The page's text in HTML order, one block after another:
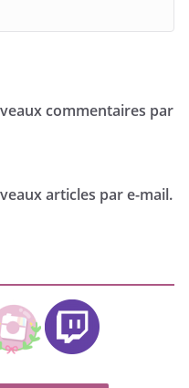
commentaires par
articles par e-mail.